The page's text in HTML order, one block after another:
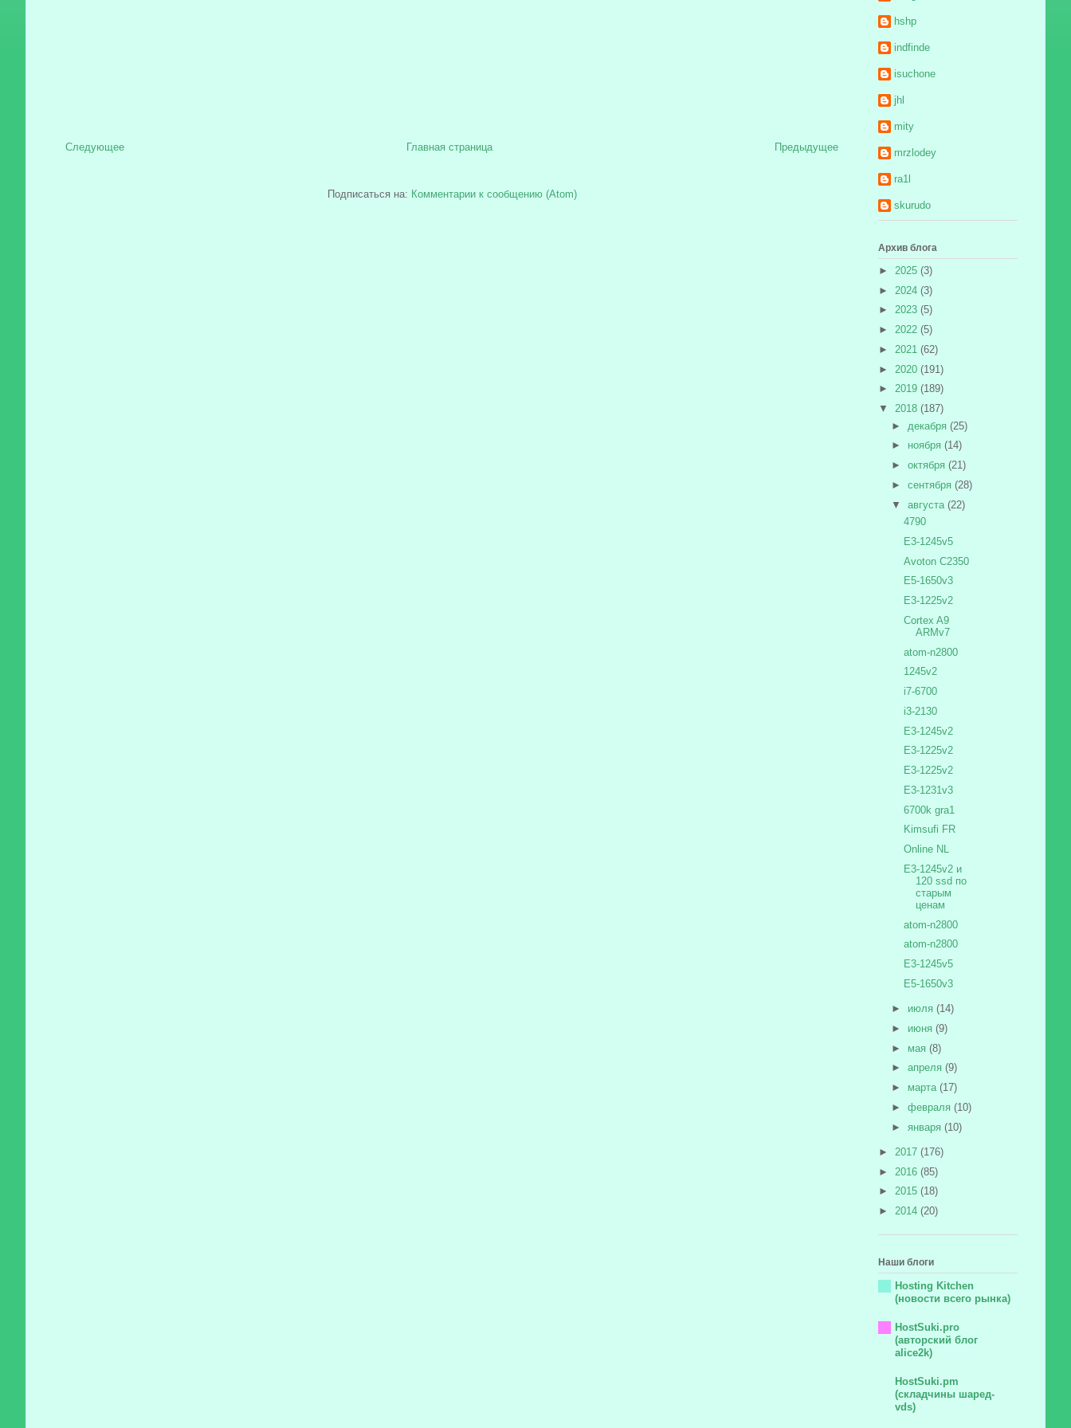
Следующее Предыдущее
Главная страница
Подписаться на: Комментарии к сообщению (Atom)
hshp
indfinde
isuchone
jhl
mity
mrzlodey
ra1l
skurudo
Архив блога
► 2025 (3)
► 2024 (3)
► 2023 (5)
► 2022 (5)
► 2021 (62)
► 2020 (191)
► 2019 (189)
▼ 2018 (187)
► декабря (25)
► ноября (14)
► октября (21)
► сентября (28)
▼ августа (22)
4790
E3-1245v5
Avoton C2350
E5-1650v3
E3-1225v2
Cortex A9
ARMv7
atom-n2800
1245v2
i7-6700
i3-2130
E3-1245v2
E3-1225v2
E3-1225v2
E3-1231v3
6700k gra1
Kimsufi FR
Online NL
E3-1245v2 и
120 ssd по
старым
ценам
atom-n2800
atom-n2800
E3-1245v5
E5-1650v3
► июля (14)
► июня (9)
► мая (8)
► апреля (9)
► марта (17)
► февраля (10)
► января (10)
► 2017 (176)
► 2016 (85)
► 2015 (18)
► 2014 (20)
Наши блоги
Hosting Kitchen
(новости всего рынка)
HostSuki.pro
(авторский блог
alice2k)
HostSuki.pm
(складчины шаред-
vds)